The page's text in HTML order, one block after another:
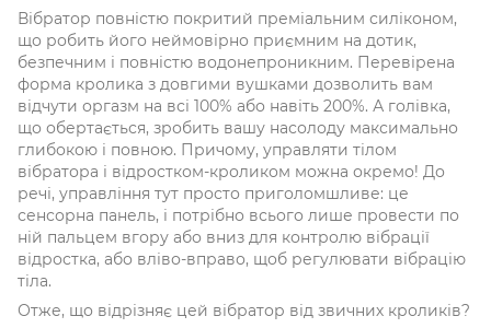
Вібратор повністю покритий преміальним силіконом,
що робить його неймовірно приємним на дотик,
безпечним і повністю водонепроникним. Перевірена
форма кролика з довгими вушками дозволить вам
відчути оргазм на всі 100% або навіть 200%. А голівка,
що обертається, зробить вашу насолоду максимально
глибокою і повною. Причому, управляти тілом
вібратора і відростком-кроликом можна окремо! До
речі, управління тут просто приголомшливе: це
сенсорна панель, і потрібно всього лише провести по
ній пальцем вгору або вниз для контролю вібрації
відростка, або вліво-вправо, щоб регулювати вібрацію
тіла.
Отже, що відрізняє цей вібратор від звичних кроликів?